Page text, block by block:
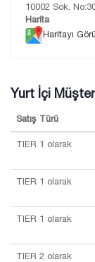
10002 Sok.
Harita
Haritayı
Yurt İçi
Satış Türü
TIER 1 olarak
TIER 1 olarak
TIER 1 olarak
TIER 2 olarak